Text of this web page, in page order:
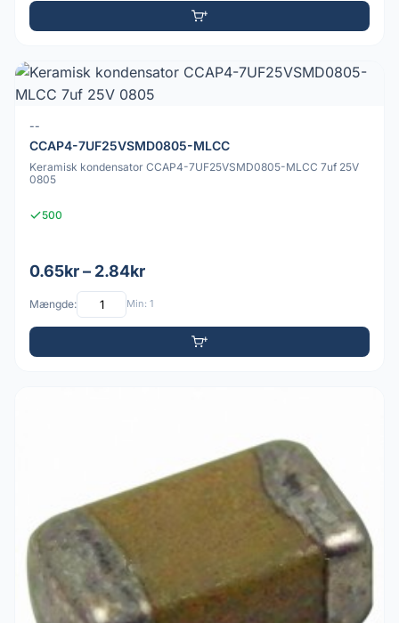
--
CCAP4-7UF25VSMD0805-MLCC
Keramisk kondensator CCAP4-7UF25VSMD0805-MLCC 7uf 25V
0805
500
0.65kr – 2.84kr
Mængde: Min: 1